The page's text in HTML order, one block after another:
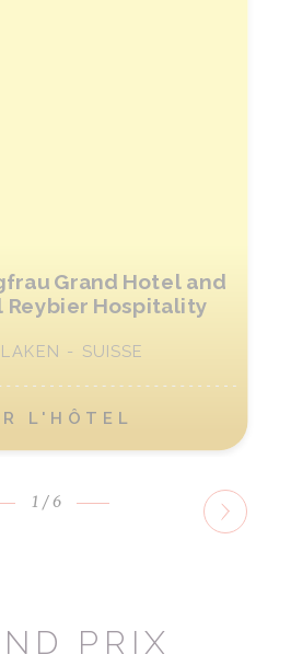
Grand Hotel and
Reybier Hospitality
- SUISSE
L'HÔTEL
1 /6
PRIX